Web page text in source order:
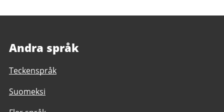
Andra språk
Teckenspråk
Suomeksi